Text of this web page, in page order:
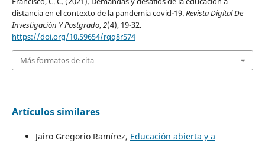
distancia en el contexto de la pandemia covid-19.Revista Digital De
Investigación Y Postgrado,2(4), 19-32.
https://doi.org/10.59654/rqq8r574
Más formatos de cita
Artículos similares
Jairo Gregorio Ramírez, Educación abierta y a